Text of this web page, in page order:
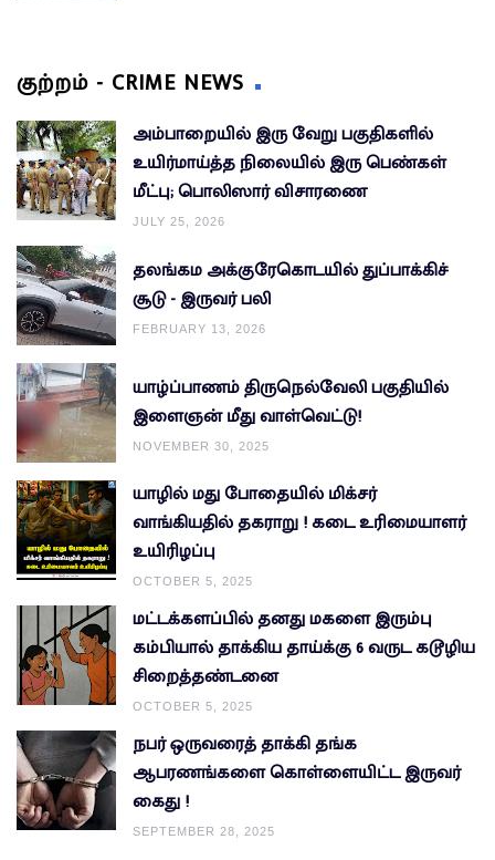
குற்றம் - CRIME NEWS
அம்பாறையில் இரு வேறு பகுதிகளில்
உயிர்மாய்த்த நிலையில் இரு பெண்கள்
மீட்பு; பொலிஸார் விசாரணை
JULY 25, 2026
தலங்கம அக்குரேகொடயில் துப்பாக்கிச்
சூடு - இருவர் பலி
FEBRUARY 13, 2026
யாழ்ப்பாணம் திருநெல்வேலி பகுதியில்
இளைஞன் மீது வாள்வெட்டு!
NOVEMBER 30, 2025
யாழில் மது போதையில் மிக்சர்
வாங்கியதில் தகராறு ! கடை உரிமையாளர்
உயிரிழப்பு
OCTOBER 5, 2025
மட்டக்களப்பில் தனது மகளை இரும்பு
கம்பியால் தாக்கிய தாய்க்கு 6 வருட கடூழிய
சிறைத்தண்டனை
OCTOBER 5, 2025
நபர் ஒருவரைத் தாக்கி தங்க
ஆபரணங்களை கொள்ளையிட்ட இருவர்
கைது !
SEPTEMBER 28, 2025